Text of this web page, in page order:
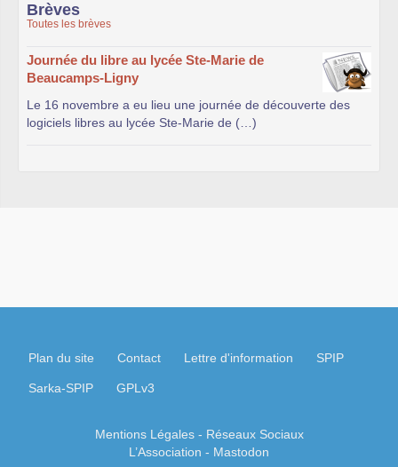
Brèves
Toutes les brèves
Journée du libre au lycée Ste-Marie de
Beaucamps-Ligny
Le 16 novembre a eu lieu une journée de découverte des
logiciels libres au lycée Ste-Marie de (…)
Plan du site Contact Lettre d'information SPIP
Sarka-SPIP GPLv3
Mentions Légales- Réseaux Sociaux
L’Association - Mastodon